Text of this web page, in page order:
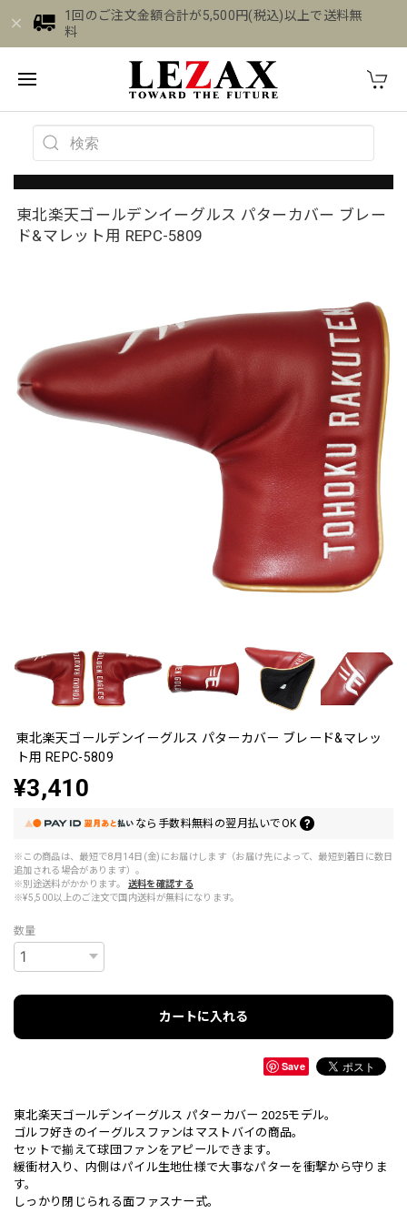
1回のご注文金額合計が5,500円(税込)以上で送料無
料
東北楽天ゴールデンイーグルス パターカバー ブレー
ド&マレット用 REPC-5809
東北楽天ゴールデンイーグルス パターカバー ブレード&マレッ
ト用 REPC-5809
¥3,410
なら 手数料無料の翌月払いでOK
※この商品は、最短で8月14日(金)にお届けします（お届け先によって、最短到着日に数日
追加される場合があります）。
※別途送料がかかります。
送料を確認する
※¥5,500以上のご注文で国内送料が無料になります。
数量
カートに入れる
Save
東北楽天ゴールデンイーグルス パターカバー 2025モデル。
ゴルフ好きのイーグルスファンはマストバイの商品。
セットで揃えて球団ファンをアピールできます。
緩衝材入り、内側はパイル生地仕様で大事なパターを衝撃から守りま
す。
しっかり閉じられる面ファスナー式。